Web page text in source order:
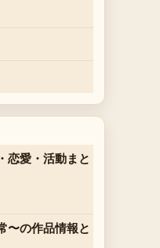
恋愛・活動まと
〜の作品情報と